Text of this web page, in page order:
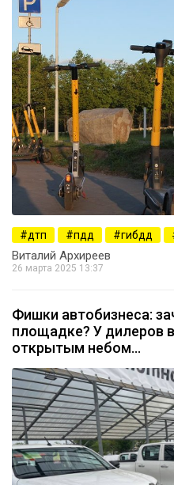
дтп пдд гибдд
Виталий Архиреев
26 марта 2025 13:37
Фишки автобизнеса:
площадке? У дилеров
открытым небом…